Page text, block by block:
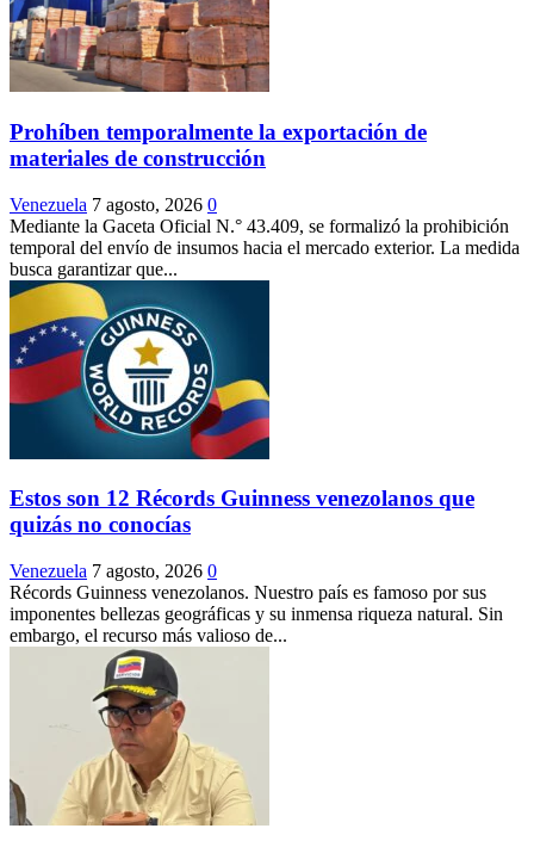
Prohíben temporalmente la exportación de
materiales de construcción
Venezuela 7 agosto, 2026 0
Mediante la Gaceta Oficial N.° 43.409, se formalizó la prohibición
temporal del envío de insumos hacia el mercado exterior. La medida
busca garantizar que...
Estos son 12 Récords Guinness venezolanos que
quizás no conocías
Venezuela 7 agosto, 2026 0
Récords Guinness venezolanos. Nuestro país es famoso por sus
imponentes bellezas geográficas y su inmensa riqueza natural. Sin
embargo, el recurso más valioso de...